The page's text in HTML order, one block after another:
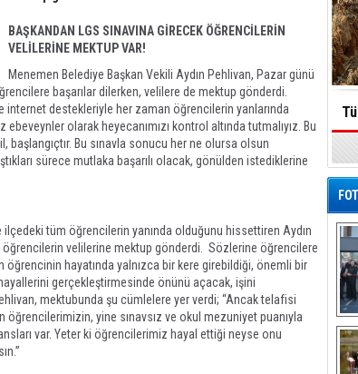
BAŞKANDAN LGS SINAVINA GİRECEK ÖĞRENCİLERİN
VELİLERİNE MEKTUP VAR!
Menemen Belediye Başkan Vekili Aydın Pehlivan, Pazar günü
başarılar dilerken, velilere de mektup gönderdi.
internet destekleriyle her zaman öğrencilerin yanlarında
ebeveynler olarak heyecanımızı kontrol altında tutmalıyız. Bu
başlangıçtır. Bu sınavla sonucu her ne olursa olsun
sürece mutlaka başarılı olacak, gönülden istediklerine
tüm öğrencilerin yanında olduğunu hissettiren Aydın
öğrencilerin velilerine mektup gönderdi. Sözlerine öğrencilere
öğrencinin hayatında yalnızca bir kere girebildiği, önemli bir
gerçekleştirmesinde önünü açacak, işini
mektubunda şu cümlelere yer verdi; “Ancak telafisi
öğrencilerimizin, yine sınavsız ve okul mezuniyet puanıyla
var. Yeter ki öğrencilerimiz hayal ettiği neyse onu